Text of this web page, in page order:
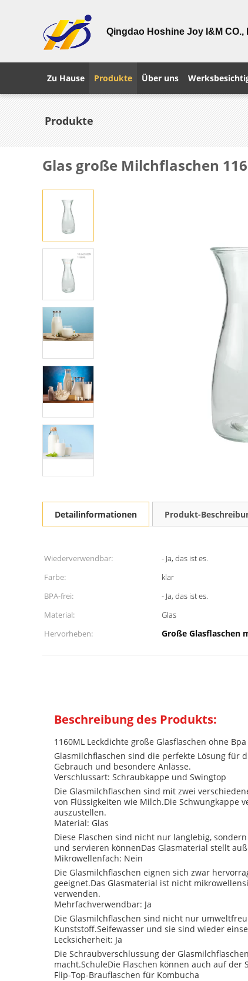
Qingdao Hoshine Joy I&M CO.,
Zu Hause Produkte Über uns
Produkte
Glas große Milchflaschen
Detailinformationen Produkt-
Wiederverwendbar: - Ja, das ist es.
Farbe:
klar
BPA-frei:
- Ja, das ist es.
Material:
Glas
Hervorheben:
Große Glasflaschen
Beschreibung des Produkts:
1160ML Leckdichte große Glasflaschen ohne
Glasmilchflaschen sind die perfekte Lösung für
Gebrauch und besondere Anlässe.
Verschlussart: Schraubkappe und Swingtop
Die Glasmilchflaschen sind mit zwei
von Flüssigkeiten wie Milch.Die Schwungkappe
auszustellen.
Material: Glas
Diese Flaschen sind nicht nur langlebig,
und servieren könnenDas Glasmaterial stellt
Mikrowellenfach: Nein
Die Glasmilchflaschen eignen sich zwar
geeignet.Das Glasmaterial ist nicht
verwenden.
Mehrfachverwendbar: Ja
Die Glasmilchflaschen sind nicht nur
Kunststoff.Seifewasser und sie sind wieder
Lecksicherheit: Ja
Die Schraubverschlussung der
macht.SchuleDie Flaschen können auch auf
Flip-Top-Brauflaschen für Kombucha